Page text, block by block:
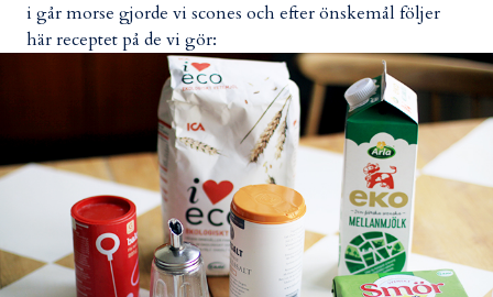
i går morse gjorde vi scones och efter önskemål följer
här receptet på de vi gör: